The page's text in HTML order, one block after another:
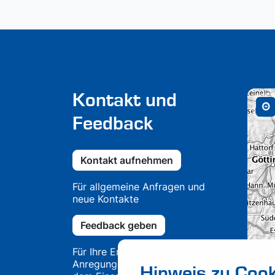
Kontakt und
Feedback
Kontakt aufnehmen
Für allgemeine Anfragen und
neue Kontakte
Feedback geben
Für Ihre Erfahrungen und
Anregungen aus Projekten und